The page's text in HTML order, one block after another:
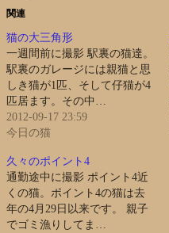
関連
猫の大三角形
一週間前に撮影 駅裏の猫達。
駅裏のガレージには親猫と思
しき猫が1匹、そして仔猫が4
匹居ます。その中…
2012-09-17 23:59
今日の猫
久々のポイント4
通勤途中に撮影 ポイント4近
くの猫。ポイント4の猫は去
年の4月29日以来です。 親子
でゴミ漁りしてま…